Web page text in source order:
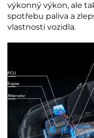
výkonný výkon, ale
spotřebu paliva a
vlastnosti vozidla.